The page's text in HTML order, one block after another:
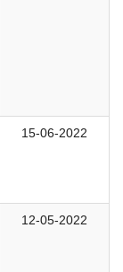
15-06-2022
12-05-2022